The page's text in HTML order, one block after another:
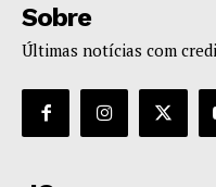
Sobre
Últimas notícias com